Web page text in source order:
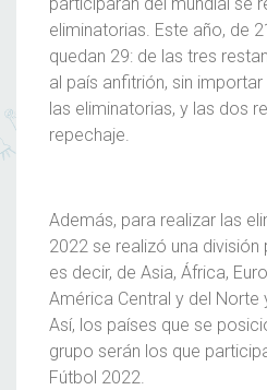
eliminatorias. Este año, de
quedan 29: de las tres
al país anfitrión, sin
las eliminatorias, y las dos
repechaje.
Además, para realizar las
2022 se realizó una
es decir, de Asia, África,
América Central y del Norte
Así, los países que se
grupo serán los que
Fútbol 2022.